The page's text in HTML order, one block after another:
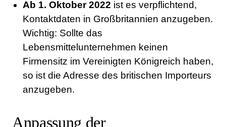
Ab 1. Oktober 2022 ist es verpflichtend,
Kontaktdaten in Großbritannien anzugeben.
Wichtig: Sollte das
Lebensmittelunternehmen keinen
Firmensitz im Vereinigten Königreich haben,
so ist die Adresse des britischen Importeurs
anzugeben.
Anpassung der